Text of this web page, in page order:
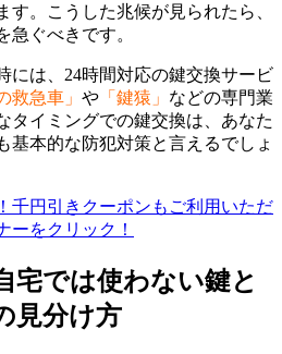
す。こうした兆候が見られたら、
急ぐべきです。
には、24時間対応の鍵交換サービ
救急車」 や 「鍵猿」 などの専門業
タイミングでの鍵交換は、あなた
基本的な防犯対策と言えるでしょ
宅では使わない鍵と
見分け方